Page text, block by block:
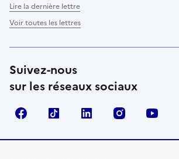
Lire la dernière lettre
Voir toutes les lettres
Suivez-nous
sur les réseaux sociaux
FacebookTikTok LinkedIn Instagram